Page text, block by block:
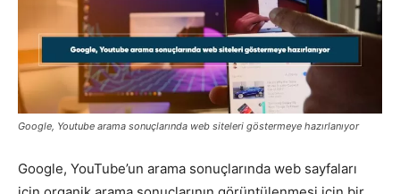
Pazarlaması
Google, Youtube arama sonuçlarında web siteleri göstermeye hazırlanıyor
Google, YouTube’un arama sonuçlarında web sayfaları